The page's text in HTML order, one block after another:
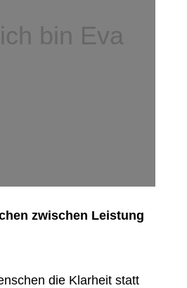
bin Eva
zwischen Leistung
die Klarheit statt